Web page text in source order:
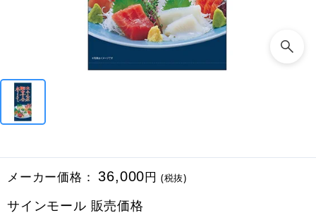
メーカー価格：36,000円 (税抜)
サインモール 販売価格